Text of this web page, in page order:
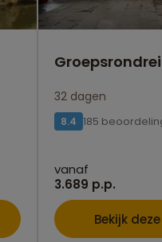
32 dagen
8.4 185
vanaf
3.689 p.p.
Bekijk